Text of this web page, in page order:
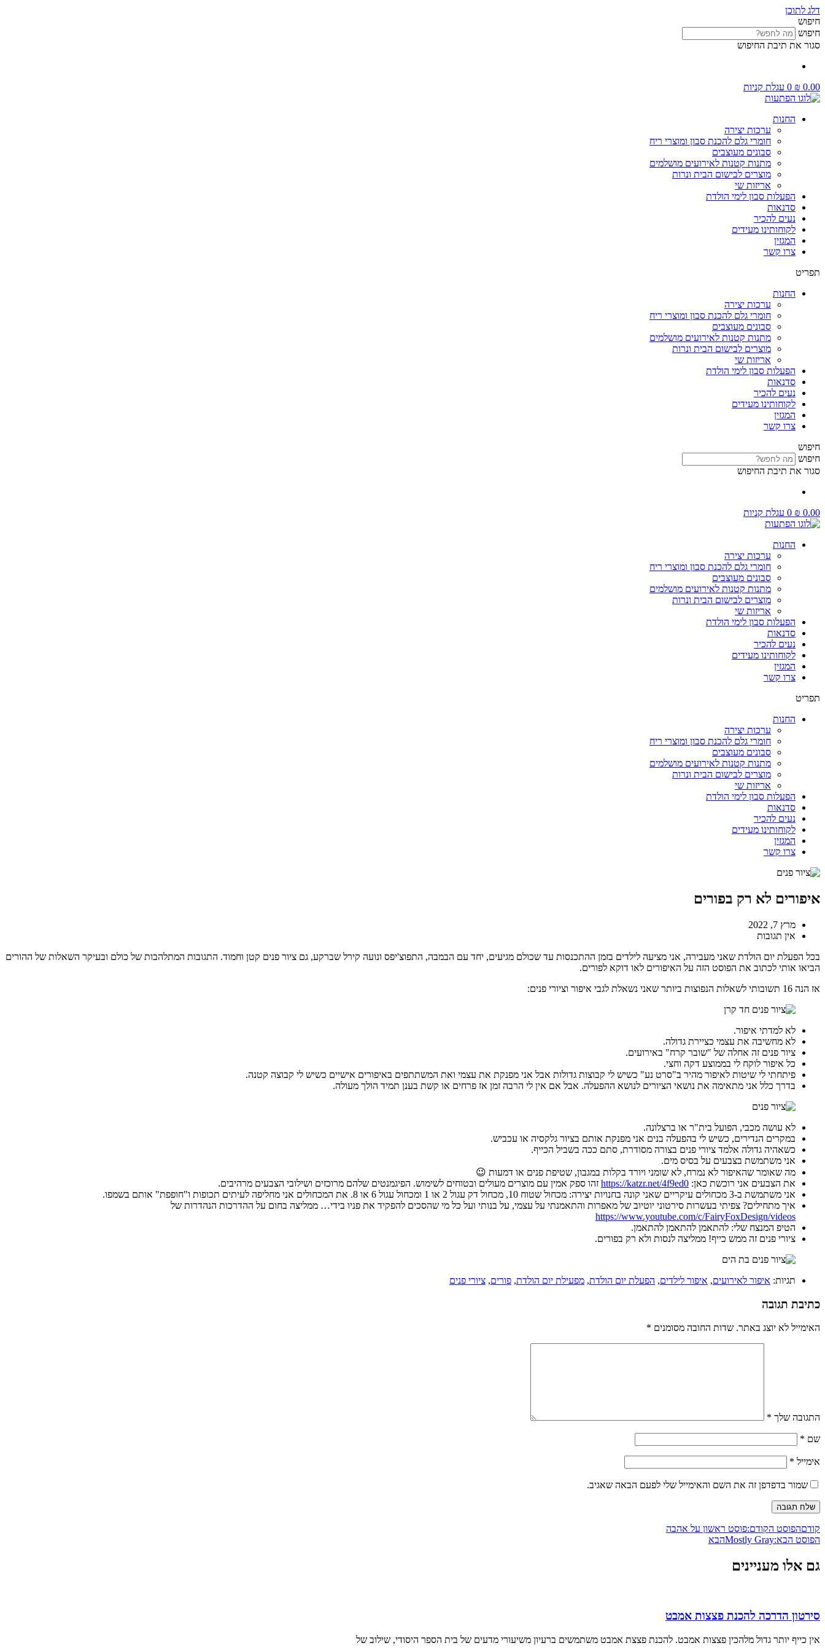
דלג לתוכן
חיפוש
חיפוש
סגור את תיבת החיפוש
₪ 0.00
0 עגלת קניות
החנות
ערכות יצירה
חומרי גלם להכנת סבון ומוצרי ריח
סבונים מעוצבים
מתנות קטנות לאירועים מושלמים
מוצרים לבישום הבית ונרות
אריזות שי
הפעלות סבון לימי הולדת
סדנאות
נעים להכיר
לקוחותינו מעידים
המגזין
צרו קשר
תפריט
החנות
ערכות יצירה
חומרי גלם להכנת סבון ומוצרי ריח
סבונים מעוצבים
מתנות קטנות לאירועים מושלמים
מוצרים לבישום הבית ונרות
אריזות שי
הפעלות סבון לימי הולדת
סדנאות
נעים להכיר
לקוחותינו מעידים
המגזין
צרו קשר
חיפוש
חיפוש
סגור את תיבת החיפוש
₪ 0.00
0 עגלת קניות
החנות
ערכות יצירה
חומרי גלם להכנת סבון ומוצרי ריח
סבונים מעוצבים
מתנות קטנות לאירועים מושלמים
מוצרים לבישום הבית ונרות
אריזות שי
הפעלות סבון לימי הולדת
סדנאות
נעים להכיר
לקוחותינו מעידים
המגזין
צרו קשר
תפריט
החנות
ערכות יצירה
חומרי גלם להכנת סבון ומוצרי ריח
סבונים מעוצבים
מתנות קטנות לאירועים מושלמים
מוצרים לבישום הבית ונרות
אריזות שי
הפעלות סבון לימי הולדת
סדנאות
נעים להכיר
לקוחותינו מעידים
המגזין
צרו קשר
איפורים לא רק בפורים
מרץ 7, 2022
אין תגובות
בכל הפעלת יום הולדת שאני מעבירה, אני מציעה לילדים בזמן ההתכנסות עד שכולם מגיעים, יחד עם הבמבה, התפוצ'יפס ונועה קירל שברקע, גם ציור פנים קטן וחמוד. התגובות המתלהבות של כולם ובעיקר השאלות של ההורים
הביאו אותי לכתוב את הפוסט הזה על האיפורים לאו דוקא לפורים.
אז הנה 16 תשובותי לשאלות הנפוצות ביותר שאני נשאלת לגבי איפור וציורי פנים:
לא למדתי איפור.
לא מחשיבה את עצמי כציירת גדולה.
ציור פנים זה אחלה של "שובר קרח" באירועים.
כל איפור לוקח לי בממוצע דקה וחצי.
פיתחתי לי שיטות לאיפור מהיר ב"סרט נע" כשיש לי קבוצות גדולות אבל אני מפנקת את עצמי ואת המשתתפים באיפורים אישיים כשיש לי קבוצה קטנה.
בדרך כלל אני מתאימה את נושאי הציורים לנושא ההפעלה. אבל אם אין לי הרבה זמן אז פרחים או קשת בענן תמיד הולך מעולה.
לא עושה מכבי, הפועל בית"ר או ברצלונה.
במקרים הנדירים, כשיש לי בהפעלה בנים אני מפנקת אותם בציור גלקסיה או עכביש.
כשאהיה גדולה אלמד ציורי פנים בצורה מסודרת, סתם ככה בשביל הכייף.
אני משתמשת בצבעים על בסיס מים.
מה שאומר שהאיפור לא נמרח, לא שומני ויורד בקלות במגבון, שטיפת פנים או דמעות 😉
את הצבעים אני רוכשת כאן: https://katzr.net/4f9ed0 זהו ספק אמין עם מוצרים מעולים ובטוחים לשימוש. הפיגמנטים שלהם מרוכזים ושילובי הצבעים מרהיבים.
אני משתמשת ב-3 מכחולים עיקריים שאני קונה בחנויות יצירה: מכחול שטוח 10, מכחול דק עגול 2 או 1 ומכחול עגול 6 או 8. את המכחולים אני מחליפה לעיתים תכופות ו"חופפת" אותם בשמפו.
איך מתחילים? צפיתי בעשרות סירטוני יוטיוב של מאפרות והתאמנתי על עצמי, על בנותי ועל כל מי שהסכים להפקיד את פניו בידי… ממליצה בחום על ההדרכות הנהדרות של
https://www.youtube.com/c/FairyFoxDesign/videos
הטיפ המנצח שלי: להתאמן להתאמן להתאמן.
ציורי פנים זה ממש כייף! ממליצה לנסות ולא רק בפורים.
תגיות: איפור לאירועים, איפור לילדים, הפעלת יום הולדת, מפעילת יום הולדת, פורים, ציורי פנים
כתיבת תגובה
האימייל לא יוצג באתר. שדות החובה מסומנים *
התגובה שלך *
שם *
אימייל *
שמור בדפדפן זה את השם והאימייל שלי לפעם הבאה שאגיב.
קודםהפוסט הקודם:פוסט ראשון על אהבה
הפוסט הבא:Mostly Grayהבא
גם אלו מעניינים
סירטון הדרכה להכנת פצצות אמבט
אין כייף יותר גדול מלהכין פצצות אמבט. להכנת פצצת אמבט משתמשים ברעיון משיעורי מדעים של בית הספר היסודי, שילוב של